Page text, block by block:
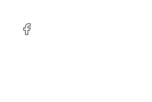
Facebook